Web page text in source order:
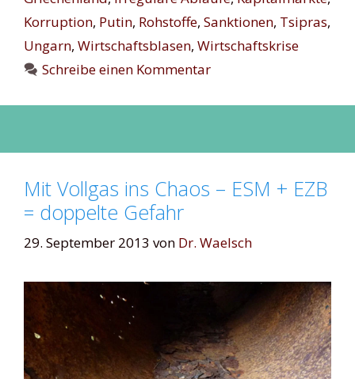
Korruption, Putin, Rohstoffe, Sanktionen, Tsipras,
Ungarn, Wirtschaftsblasen, Wirtschaftskrise
Schreibe einen Kommentar
Mit Vollgas ins Chaos – ESM + EZB
= doppelte Gefahr
29. September 2013 von Dr. Waelsch